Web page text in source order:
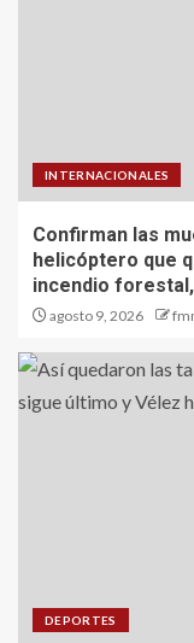
INTERNACIONALES
Confirman las
helicóptero que
incendio
agosto 9, 2026
DEPORTES